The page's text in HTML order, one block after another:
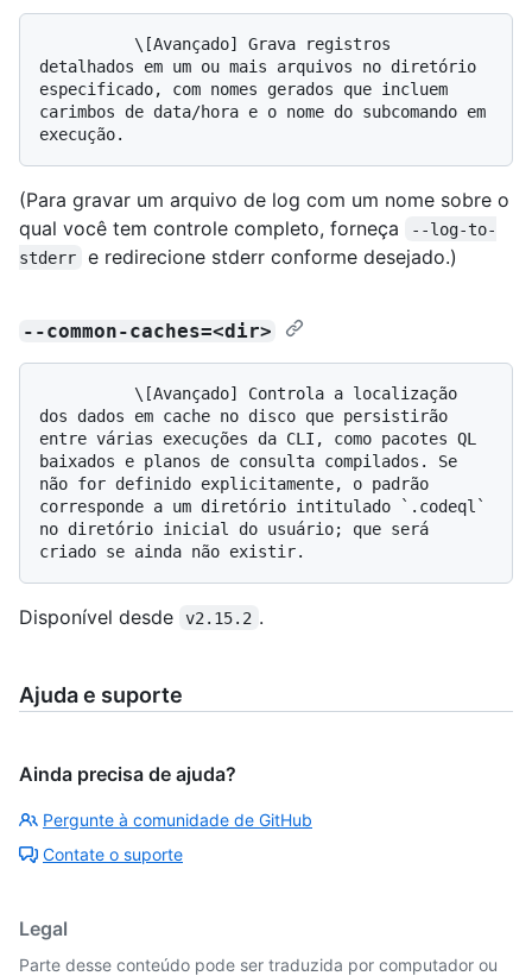
detalhados em um ou mais arquivos no diretório
especificado, com nomes gerados que incluem
carimbos de data/hora e o nome do subcomando em
(Para gravar um arquivo de log com um nome sobre o
qual você tem controle completo, forneça
--log-to-
stderr
e redirecione stderr conforme desejado.)
--common-caches=<dir>
dos dados em cache no disco que persistirão
entre várias execuções da CLI, como pacotes QL
baixados e planos de consulta compilados. Se
não for definido explicitamente, o padrão
corresponde a um diretório intitulado `.codeql`
no diretório inicial do usuário; que será
Disponível desde v2.15.2 .
Ajuda e suporte
Ainda precisa de ajuda?
Pergunte à comunidade de GitHub
Contate o suporte
Legal
Parte desse conteúdo pode ser traduzida por computador ou